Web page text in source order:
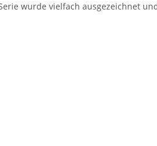
wurde vielfach ausgezeichnet